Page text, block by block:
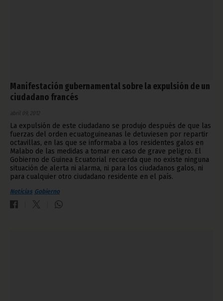
Manifestación gubernamental sobre la expulsión de un
ciudadano francés
abril 09, 2012
La expulsión de este ciudadano se produjo después de que las
fuerzas del orden ecuatoguineanas le detuviesen por repartir
octavillas, en las que se informaba a los residentes galos en
Malabo de las medidas a tomar en caso de grave peligro. El
Gobierno de Guinea Ecuatorial recuerda que no existe ninguna
situación de alerta ni alarma, ni para los ciudadanos galos, ni
para cualquier otro ciudadano residente en el país.
Noticias Gobierno